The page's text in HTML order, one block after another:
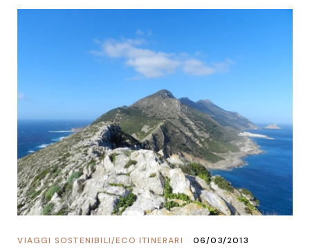
ECO ITINERARI
/
VIAGGI SOSTENIBILI 06/03/2013